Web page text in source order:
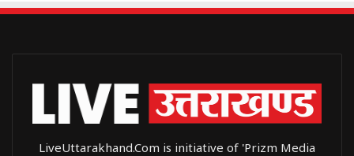
LiveUttarakhand.Com is initiative of 'Prizm Media